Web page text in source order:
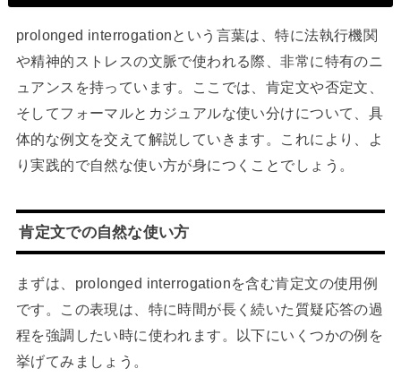
prolonged interrogationという言葉は、特に法執行機関
や精神的ストレスの文脈で使われる際、非常に特有のニ
ュアンスを持っています。ここでは、肯定文や否定文、
そしてフォーマルとカジュアルな使い分けについて、具
体的な例文を交えて解説していきます。これにより、よ
り実践的で自然な使い方が身につくことでしょう。
肯定文での自然な使い方
まずは、prolonged interrogationを含む肯定文の使用例
です。この表現は、特に時間が長く続いた質疑応答の過
程を強調したい時に使われます。以下にいくつかの例を
挙げてみましょう。